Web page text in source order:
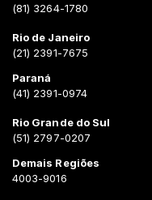
(81) 3264-1780
Rio de Janeiro
(21) 2391-7675
Paraná
(41) 2391-0974
Rio Grande do Sul
(51) 2797-0207
Demais Regiões
4003-9016